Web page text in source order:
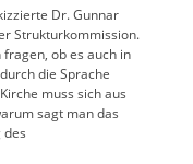
Dr. Gunnar
Strukturkommission.
ob es auch in
die Sprache
muss sich aus
sagt man das
des